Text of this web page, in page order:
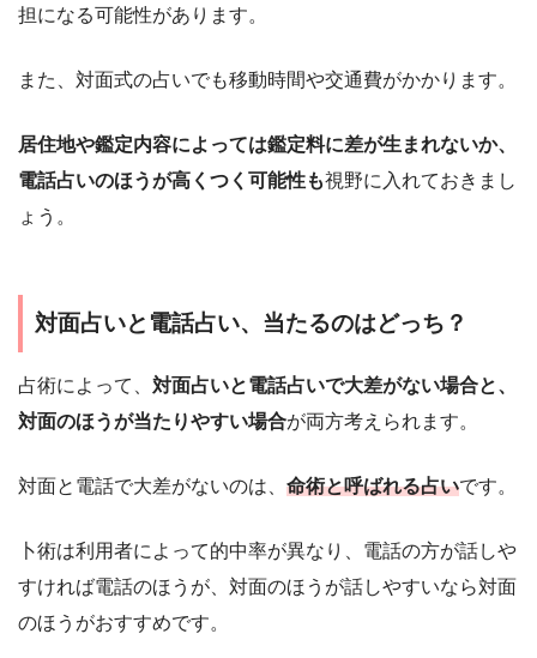
担になる可能性があります。
また、対面式の占いでも移動時間や交通費がかかります。
居住地や鑑定内容によっては鑑定料に差が生まれないか、
電話占いのほうが高くつく可能性も視野に入れておきまし
ょう。
対面占いと電話占い、当たるのはどっち？
占術によって、 対面占いと電話占いで大差がない場合と、
対面のほうが当たりやすい場合が両方考えられます。
対面と電話で大差がないのは、 命術と呼ばれる占いです。
卜術は利用者によって的中率が異なり、電話の方が話しや
すければ電話のほうが、対面のほうが話しやすいなら対面
のほうがおすすめです。